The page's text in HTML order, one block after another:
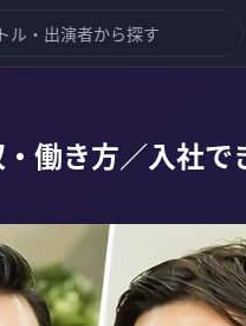
働き方／入社